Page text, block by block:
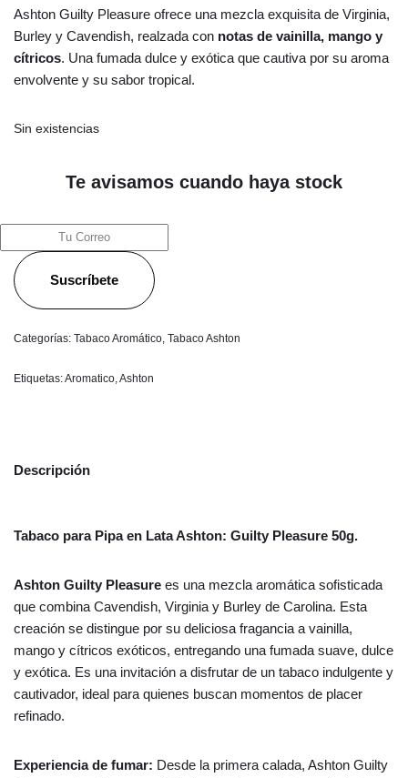
Ashton Guilty Pleasure ofrece una mezcla exquisita de Virginia,
Burley y Cavendish, realzada con notas de vainilla, mango y
cítricos. Una fumada dulce y exótica que cautiva por su aroma
envolvente y su sabor tropical.
Sin existencias
Te avisamos cuando haya stock
Suscríbete
Categorías: Tabaco Aromático Tabaco Ashton
Etiquetas:Aromatico Ashton
Descripción
Tabaco para Pipa en Lata Ashton: Guilty Pleasure 50g.
Ashton Guilty Pleasure es una mezcla aromática sofisticada
que combina Cavendish, Virginia y Burley de Carolina. Esta
creación se distingue por su deliciosa fragancia a vainilla,
mango y cítricos exóticos, entregando una fumada suave, dulce
y exótica. Es una invitación a disfrutar de un tabaco indulgente y
cautivador, ideal para quienes buscan momentos de placer
refinado.
Experiencia de fumar: Desde la primera calada, Ashton Guilty